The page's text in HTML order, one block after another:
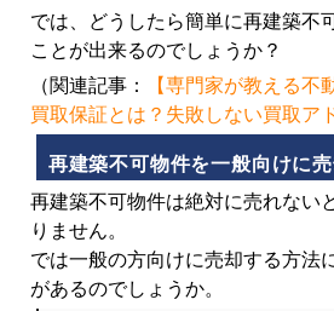
では、どうしたら簡単に再建築不
ことが出来るのでしょうか？
（関連記事：
【専門家が教える不
買取保証とは？失敗しない買取ア
再建築不可物件を一般向けに
再建築不可物件は絶対に売れない
りません。
では一般の方向けに売却する方法
があるのでしょうか。